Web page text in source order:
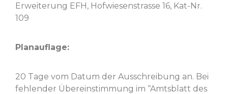
Erweiterung EFH, Hofwiesen­strasse 16, Kat-Nr.
109
Planau­flage:
20 Tage vom Datum der Auss­chrei­bung an. Bei
fehlen­der Übere­in­stim­mung im “Amts­blatt des